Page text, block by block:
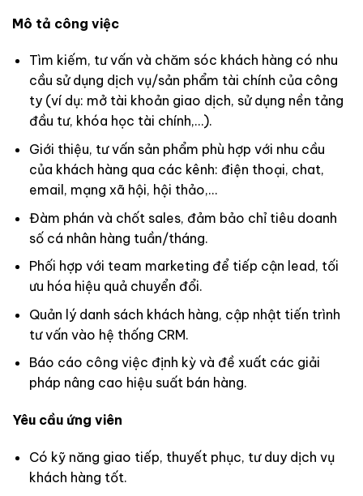
Mô tả công việc
Tìm kiếm, tư vấn và chăm sóc khách hàng có nhu
cầu sử dụng dịch vụ/sản phẩm tài chính của công
ty (ví dụ: mở tài khoản giao dịch, sử dụng nền tảng
đầu tư, khóa học tài chính,…).
Giới thiệu, tư vấn sản phẩm phù hợp với nhu cầu
của khách hàng qua các kênh: điện thoại, chat,
email, mạng xã hội, hội thảo,…
Đàm phán và chốt sales, đảm bảo chỉ tiêu doanh
số cá nhân hàng tuần/tháng.
Phối hợp với team marketing để tiếp cận lead, tối
ưu hóa hiệu quả chuyển đổi.
Quản lý danh sách khách hàng, cập nhật tiến trình
tư vấn vào hệ thống CRM.
Báo cáo công việc định kỳ và đề xuất các giải
pháp nâng cao hiệu suất bán hàng.
Yêu cầu ứng viên
Có kỹ năng giao tiếp, thuyết phục, tư duy dịch vụ
khách hàng tốt.